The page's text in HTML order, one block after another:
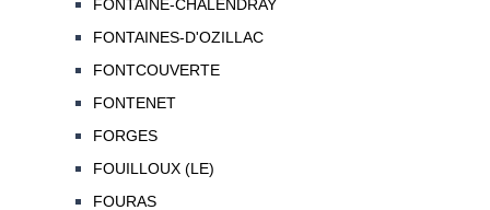
FONTAINE-CHALENDRAY
FONTAINES-D'OZILLAC
FONTCOUVERTE
FONTENET
FORGES
FOUILLOUX (LE)
FOURAS